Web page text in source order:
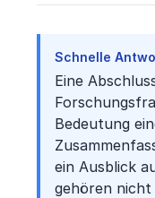
Schnelle
Eine
Bedeutung
ein Ausblick
gehören nicht